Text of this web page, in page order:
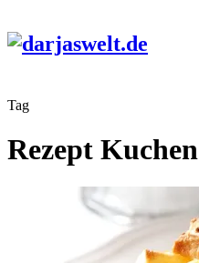
Tag
Rezept Kuchen